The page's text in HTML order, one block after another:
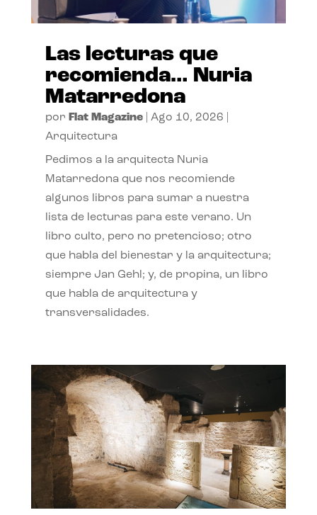
Las lecturas que
recomienda… Nuria
Matarredona
por Flat Magazine| Ago 10, 2026
Arquitectura
Pedimos a la arquitecta Nuria
Matarredona que nos recomiende
algunos libros para sumar a nuestra
lista de lecturas para este verano. Un
libro culto, pero no pretencioso; otro
que habla del bienestar y la arquitectura;
siempre Jan Gehl; y, de propina, un libro
que habla de arquitectura y
transversalidades.